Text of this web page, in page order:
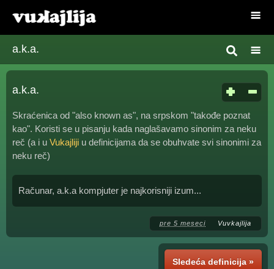
a.k.a.
a.k.a.
Skraćenica od "also known as", na srpskom "takođe poznat
kao". Koristi se u pisanju kada naglašavamo sinonim za neku
reč (a i u Vukajliji u definicijama da se obuhvate svi sinonimi za
neku reč)
Računar, a.k.a kompjuter je najkorisniji izum...
pre 5 meseci Vuvkajlija
Sledeća definicija »